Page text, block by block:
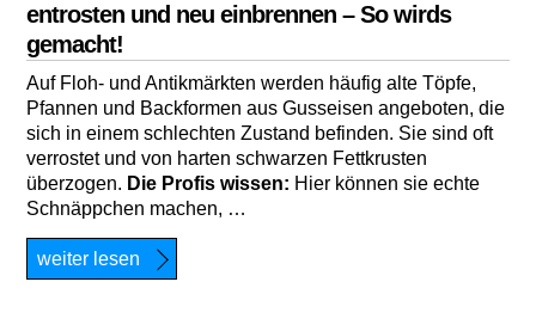
entrosten und neu einbrennen – So wirds
gemacht!
Auf Floh- und Antikmärkten werden häufig alte Töpfe,
Pfannen und Backformen aus Gusseisen angeboten, die
sich in einem schlechten Zustand befinden. Sie sind oft
verrostet und von harten schwarzen Fettkrusten
überzogen. Die Profis wissen: Hier können sie echte
Schnäppchen machen, …
weiter lesen